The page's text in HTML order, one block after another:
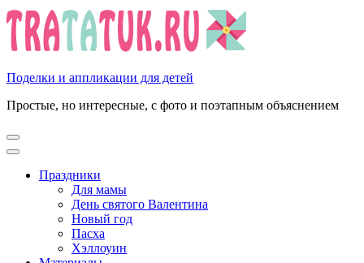
Перейти
к
содержимому
Enter)
Поделки и аппликации для детей
Простые, но интересные, с фото и поэтапным объяснением
Праздники
Для мамы
День святого Валентина
Новый год
Пасха
Хэллоуин